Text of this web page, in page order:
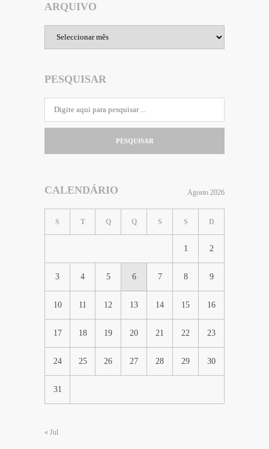
ARQUIVO
PESQUISAR
PESQUISAR
CALENDÁRIO Agosto 2026
S T Q Q S S D
1 2
3 4 5 6 7 8 9
10 11 12 13 14 15 16
17 18 19 20 21 22 23
24 25 26 27 28 29 30
31
« Jul